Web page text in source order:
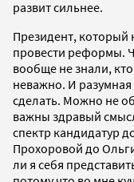
развит сильнее.
Президент, который
провести реформы.
вообще не знали,
неважно. И
сделать. Можно не
важны здравый
спектр кандидатур
Прохоровой до
ли я себя